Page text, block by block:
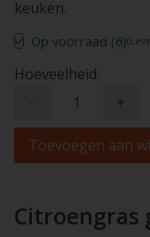
keuken.
Op voorraad (6)
Hoeveelheid:
-
+
Toevoegen aan
Citroengras